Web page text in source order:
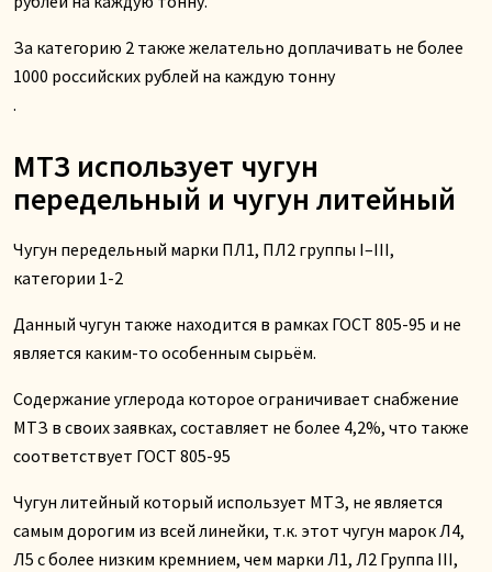
За категорию 2 также желательно доплачивать не более
1000 российских рублей на каждую тонну
.
МТЗ использует чугун
передельный и чугун литейный
Чугун передельный марки ПЛ1, ПЛ2 группы I–III,
категории 1-2
Данный чугун также находится в рамках ГОСТ 805-95 и не
является каким-то особенным сырьём.
Содержание углерода которое ограничивает снабжение
МТЗ в своих заявках, составляет не более 4,2%, что также
соответствует ГОСТ 805-95
Чугун литейный который использует МТЗ, не является
самым дорогим из всей линейки, т.к. этот чугун марок Л4,
Л5 с более низким кремнием, чем марки Л1, Л2 Группа III,